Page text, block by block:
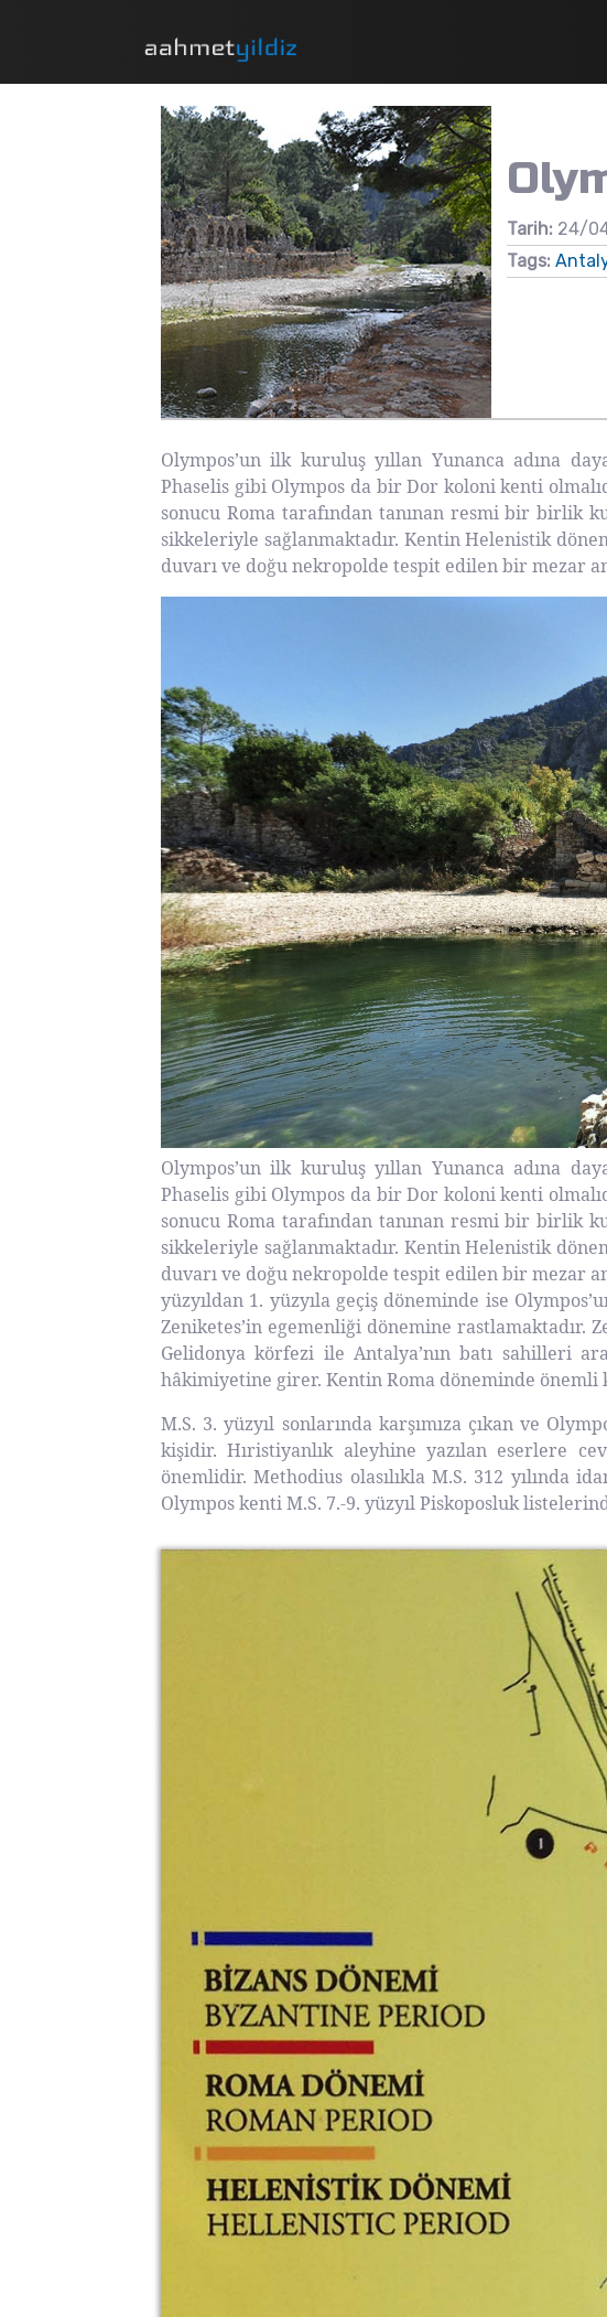
Tarih: 24/
Tags:
Olympos’un ilk kuruluş yıllan Yunanca adına
Phaselis gibi Olympos da bir Dor koloni kenti
sonucu Roma tarafından tanınan resmi bir birlik
sikkeleriyle sağlanmaktadır. Kentin Helenistik
duvarı ve doğu nekropolde tespit edilen bir mezar
Olympos’un ilk kuruluş yıllan Yunanca adına
Phaselis gibi Olympos da bir Dor koloni kenti
sonucu Roma tarafından tanınan resmi bir birlik
sikkeleriyle sağlanmaktadır. Kentin Helenistik
duvarı ve doğu nekropolde tespit edilen bir mezar
yüzyıldan 1. yüzyıla geçiş döneminde ise
Zeniketes’in egemenliği dönemine rastlamaktadır.
Gelidonya körfezi ile Antalya’nın batı sahilleri
hâkimiyetine girer. Kentin Roma döneminde önemli
M.S. 3. yüzyıl sonlarında karşımıza çıkan ve
kişidir. Hıristiyanlık aleyhine yazılan eserlere
önemlidir. Methodius olasılıkla M.S. 312 yılında
Olympos kenti M.S. 7.-9. yüzyıl Piskoposluk